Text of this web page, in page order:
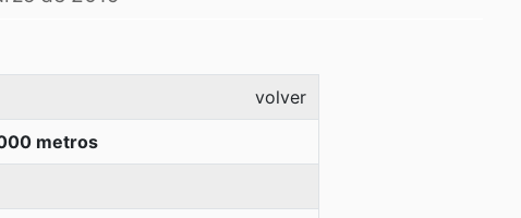
volver
metros